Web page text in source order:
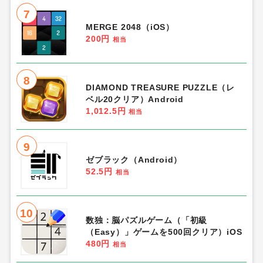
7
MERGE 2048（iOS）
200円
相当
8
DIAMOND TREASURE PUZZLE（レ
ベル20クリア）Android
1,012.5円
相当
9
ゼブラック（Android）
52.5円
相当
10
数独：脳パズルゲーム（「初級
（Easy）」ゲームを500回クリア）iOS
480円
相当